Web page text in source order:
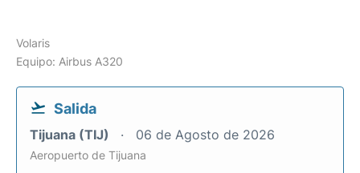
Volaris
Equipo: Airbus A320
Salida
Tijuana (TIJ) 06 de Agosto de 2026
Aeropuerto de Tijuana